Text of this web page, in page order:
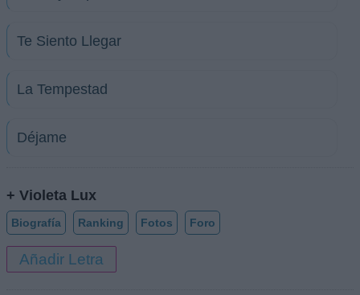
Te Siento Llegar
La Tempestad
Déjame
+ Violeta Lux
Biografía Ranking Fotos Foro
Añadir Letra